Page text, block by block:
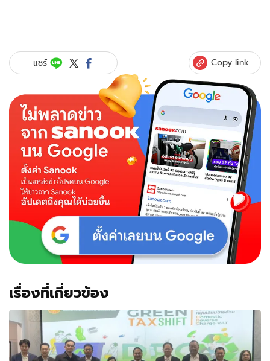
แชร์ Copy link
เรื่องที่เกี่ยวข้อง